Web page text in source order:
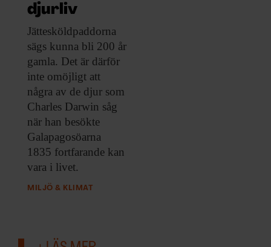
ARKIV & E-TIDNING
LYSSNA/PODD
EVENEMANG & RESOR
SHOP
KONTAKTA F&F
SKRIV I F&F
djurliv
Jättesköldpaddorna
sägs kunna bli 200 år
gamla. Det är därför
inte omöjligt att
några av de djur som
Charles Darwin såg
när han besökte
Galapagosöarna
1835 fortfarande kan
vara i livet.
MILJÖ & KLIMAT